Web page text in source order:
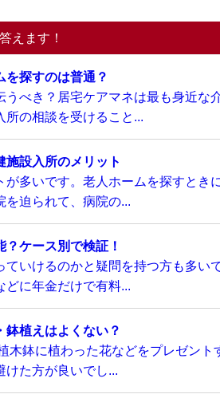
えます！
を探すのは普通？
べき？居宅ケアマネは最も身近な
の相談を受けること...
施設入所のメリット
多いです。老人ホームを探すとき
を迫られて、病院の...
ケース別で検証！
いけるのかと疑問を持つ方も多い
どに年金だけで有料...
鉢植えはよくない？
鉢に植わった花などをプレゼント
けた方が良いでし...